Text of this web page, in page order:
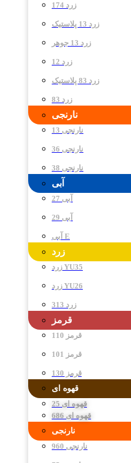
زرد 174
زرد 13 پلاستیک
زرد 13 جوهر
زرد 12
زرد 83 پلاستیک
زرد 83
نارنجی
نارنجی 13
نارنجی 36
نارنجی 38
آبی
آبی 27
آبی 29
آبی E
زرد
زرد YU35
زرد YU26
زرد 313
قرمز
قرمز 110
قرمز 101
قرمز 130
قهوه ای
قهوه ای 25
قهوه ای 686
نارنجی
نارنجی 960